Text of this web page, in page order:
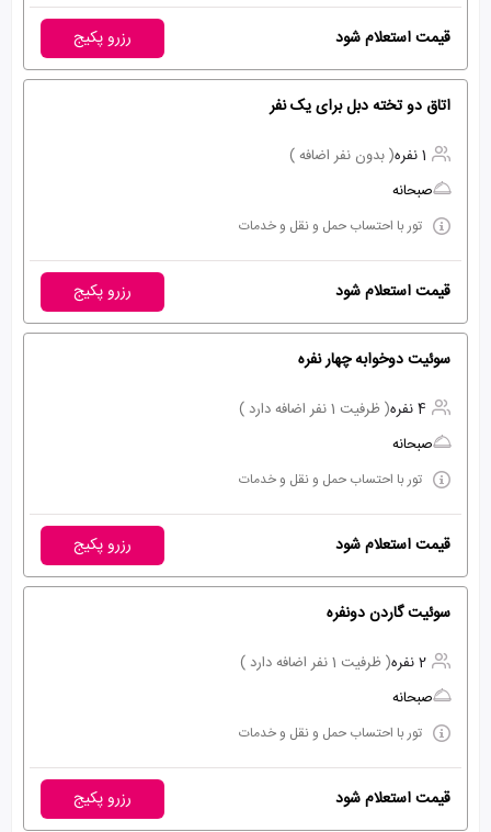
قیمت استعلام شود رزرو پکیج
اتاق دو تخته دبل برای یک نفر
1 نفره
( بدون نفر اضافه )
صبحانه
تور با احتساب حمل و نقل و خدمات
قیمت استعلام شود رزرو پکیج
سوئیت دوخوابه چهار نفره
4 نفره
( ظرفیت 1 نفر اضافه دارد )
صبحانه
تور با احتساب حمل و نقل و خدمات
قیمت استعلام شود رزرو پکیج
سوئیت گاردن دونفره
2 نفره
( ظرفیت 1 نفر اضافه دارد )
صبحانه
تور با احتساب حمل و نقل و خدمات
قیمت استعلام شود رزرو پکیج